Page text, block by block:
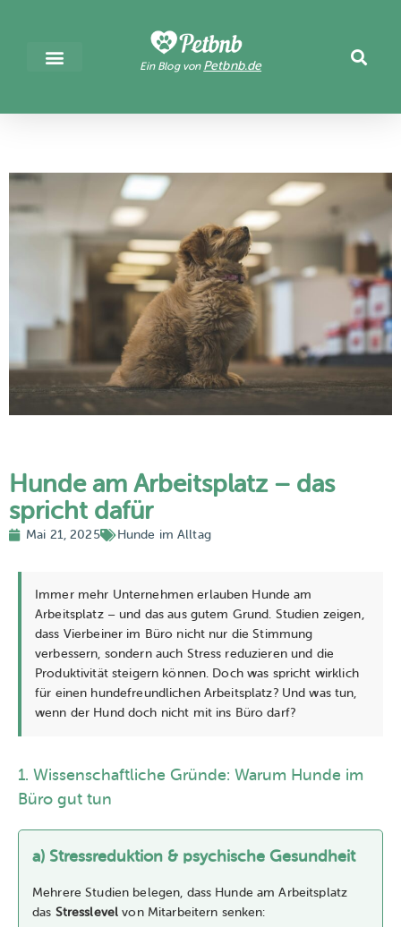
Ein Blog von Petbnb.de
Hunde am Arbeitsplatz – das
spricht dafür
Mai 21, 2025 Hunde im Alltag
Immer mehr Unternehmen erlauben Hunde am
Arbeitsplatz – und das aus gutem Grund. Studien zeigen,
dass Vierbeiner im Büro nicht nur die Stimmung
verbessern, sondern auch Stress reduzieren und die
Produktivität steigern können. Doch was spricht wirklich
für einen hundefreundlichen Arbeitsplatz? Und was tun,
wenn der Hund doch nicht mit ins Büro darf?
1. Wissenschaftliche Gründe: Warum Hunde im
Büro gut tun
a) Stressreduktion & psychische Gesundheit
Mehrere Studien belegen, dass Hunde am Arbeitsplatz
das Stresslevel von Mitarbeitern senken: